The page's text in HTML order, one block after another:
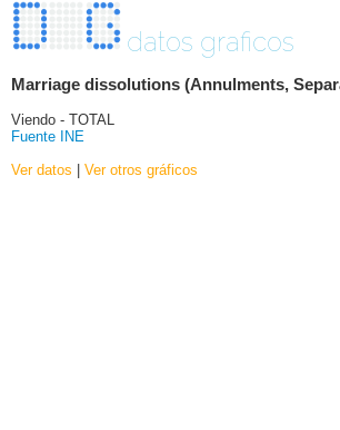
datos graficos
Marriage dissolutions (Annulments,
Viendo - TOTAL
Fuente INE
Ver datos | Ver otros gráficos